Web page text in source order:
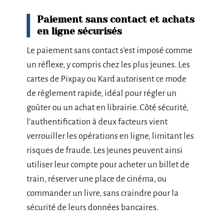
Paiement sans contact et achats
en ligne sécurisés
Le paiement sans contact s’est imposé comme
un réflexe, y compris chez les plus jeunes. Les
cartes de Pixpay ou Kard autorisent ce mode
de règlement rapide, idéal pour régler un
goûter ou un achat en librairie. Côté sécurité,
l’authentification à deux facteurs vient
verrouiller les opérations en ligne, limitant les
risques de fraude. Les jeunes peuvent ainsi
utiliser leur compte pour acheter un billet de
train, réserver une place de cinéma, ou
commander un livre, sans craindre pour la
sécurité de leurs données bancaires.